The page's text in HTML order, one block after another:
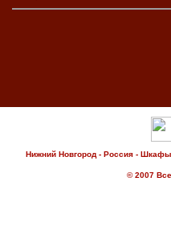
Нижний Новгород - Россия -
© 2007